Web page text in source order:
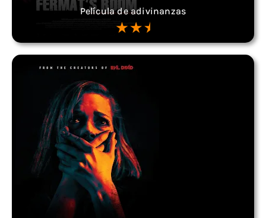
Película de adivinanzas